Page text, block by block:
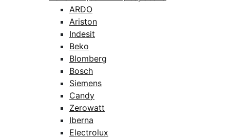
ARDO
Ariston
Indesit
Beko
Blomberg
Bosch
Siemens
Candy
Zerowatt
Iberna
Electrolux